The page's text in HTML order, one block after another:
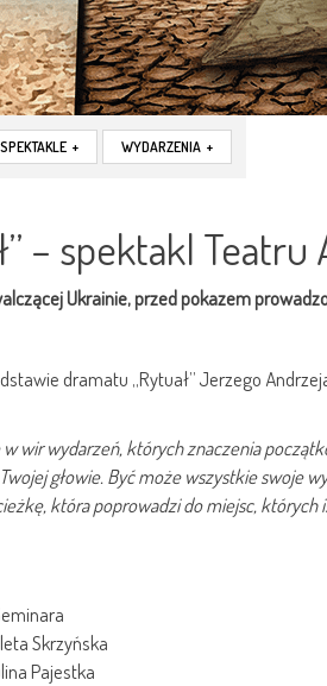
SPEKTAKLE + WYDARZENIA +
– spektakl Teatru
Ukrainie, przed pokazem
dramatu „Rytuał” Jerzego
w wir wydarzeń, których znaczenia
głowie. Być może wszystkie swoje
która poprowadzi do miejsc, których
Skrzyńska
Pajestka